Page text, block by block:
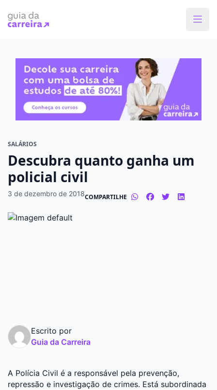
SALÁRIOS
Descubra quanto ganha um
policial civil
3 de dezembro de 2018COMPARTILHE
Escrito por
Guia da Carreira
A Polícia Civil é a responsável pela prevenção,
repressão e investigação de crimes. Está subordinada
Faça o curso dos sonhos
O que você quer estudar?
Modalidade preferida
Presencial
Tipo de formação